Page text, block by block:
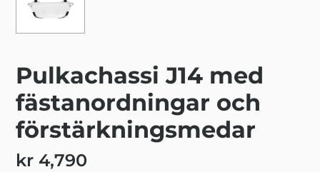
Pulkachassi J14 med
fästanordningar och
förstärkningsmedar
kr 4,790